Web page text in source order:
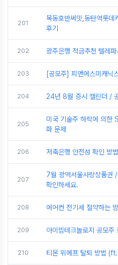
201
목동호반써밋,동탄역롯
후기
202 광주은행 적금추천 텔레
203 [공모주] 피앤에스미캐닉
204 24년 8월 증시 캘린더 /
205
미국 기술주 하락에 의
화 문제
206 저축은행 안전성 확인 방
207
7월 광역서울사랑상품권
확인하세요.
208 에어컨 전기세 절약하는
209 아이빔테크놀로지 공모
210 티몬 위메프 탈퇴 방법